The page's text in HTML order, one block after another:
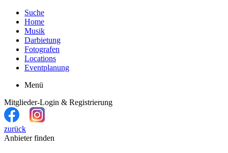
Suche
Home
Musik
Darbietung
Fotografen
Locations
Eventplanung
Menü
Mitglieder-Login & Registrierung
zurück
Anbieter finden